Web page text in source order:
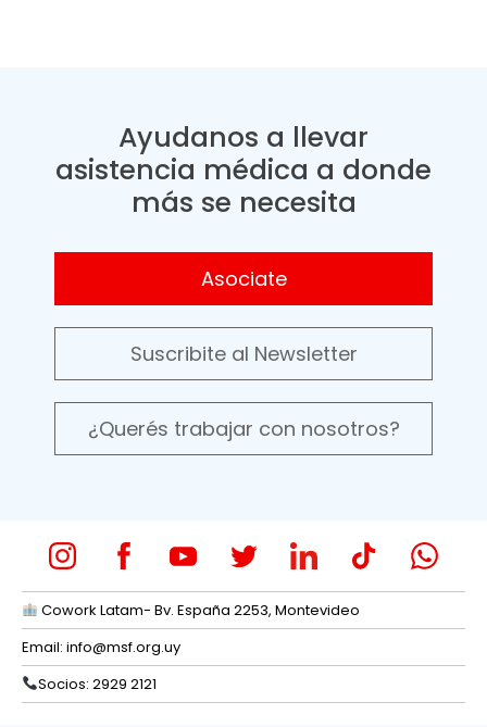
Ayudanos a llevar
asistencia médica a donde
más se necesita
Asociate
Suscribite al Newsletter
¿Querés trabajar con nosotros?
Cowork Latam- Bv. España 2253, Montevideo
Email: info@msf.org.uy
Socios: 2929 2121